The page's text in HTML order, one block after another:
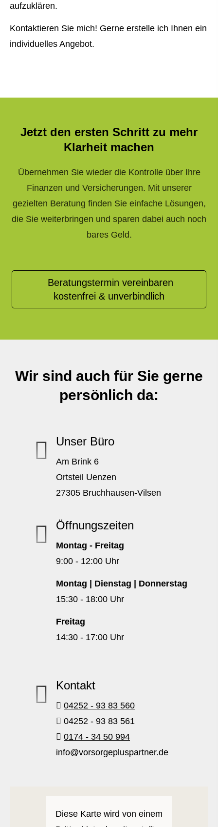
aufzuklären.
Kontaktieren Sie mich! Gerne erstelle ich Ihnen ein
individuelles Angebot.
Jetzt den ersten Schritt zu mehr
Klarheit machen
Übernehmen Sie wieder die Kontrolle über Ihre
Finanzen und Versicherungen. Mit unserer
gezielten Beratung finden Sie einfache Lösungen,
die Sie weiterbringen und sparen dabei auch noch
bares Geld.
Beratungstermin vereinbaren
kostenfrei & unverbindlich
Wir sind auch für Sie gerne
persönlich da:
Unser Büro
Am Brink 6
Ortsteil Uenzen
27305 Bruchhausen-Vilsen
Öffnungszeiten
Montag - Freitag
9:00 - 12:00 Uhr
Montag | Dienstag | Donnerstag
15:30 - 18:00 Uhr
Freitag
14:30 - 17:00 Uhr
Kontakt
04252 - 93 83 560
04252 - 93 83 561
0174 - 34 50 994
info@vorsorgepluspartner.de
Diese Karte wird von einem